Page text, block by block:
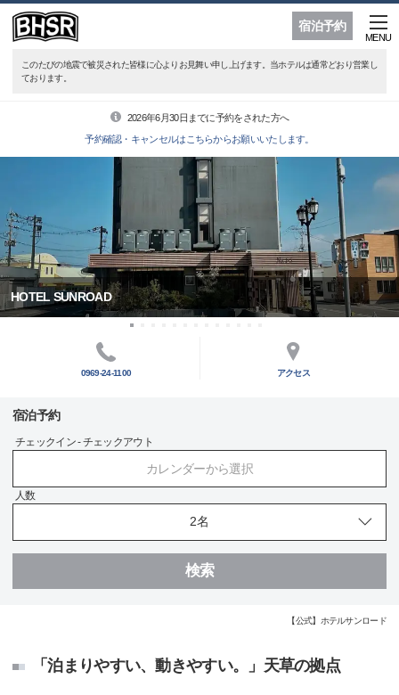
宿泊予約
MENU
このたびの地震で被災された皆様に心よりお見舞い申し上げます。当ホテルは通常どおり営業し
ております。
2026年6月30日までに予約をされた方へ
予約確認・キャンセルはこちらからお願いいたします。
HOTEL SUNROAD
0969-24-1100 アクセス
宿泊予約
チェックイン - チェックアウト
カレンダーから選択
人数
検索
【公式】ホテルサンロード
「泊まりやすい、動きやすい。」天草の拠点